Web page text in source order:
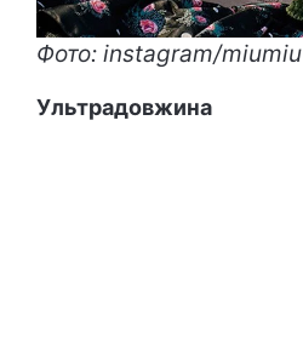
Фото: instagram/miumiu
Ультрадовжина